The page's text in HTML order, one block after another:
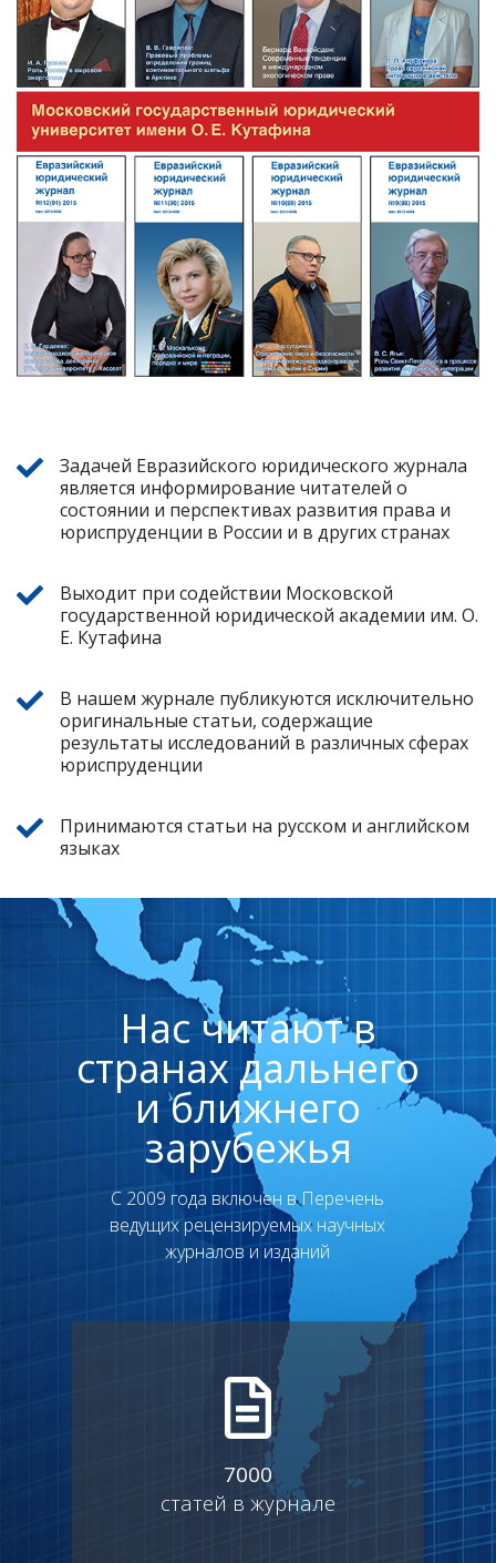
Задачей Евразийского юридического журнала
является информирование читателей о
состоянии и перспективах развития права и
юриспруденции в России и в других странах
Выходит при содействии Московской
государственной юридической академии им. О.
Е. Кутафина
В нашем журнале публикуются исключительно
оригинальные статьи, содержащие
результаты исследований в различных сферах
юриспруденции
Принимаются статьи на русском и английском
языках
Нас читают в
странах дальнего
и ближнего
зарубежья
C 2009 года включен в Перечень
ведущих рецензируемых научных
журналов и изданий
7000
статей в журнале